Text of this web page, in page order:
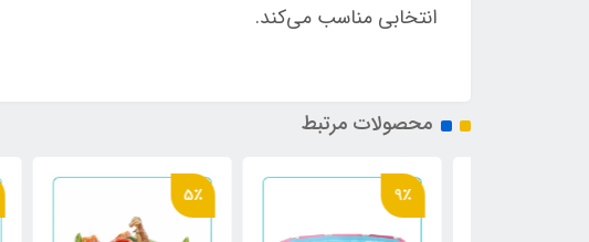
انتخابی مناسب می‌کند.
محصولات مرتبط
9٪ 5٪ 5٪